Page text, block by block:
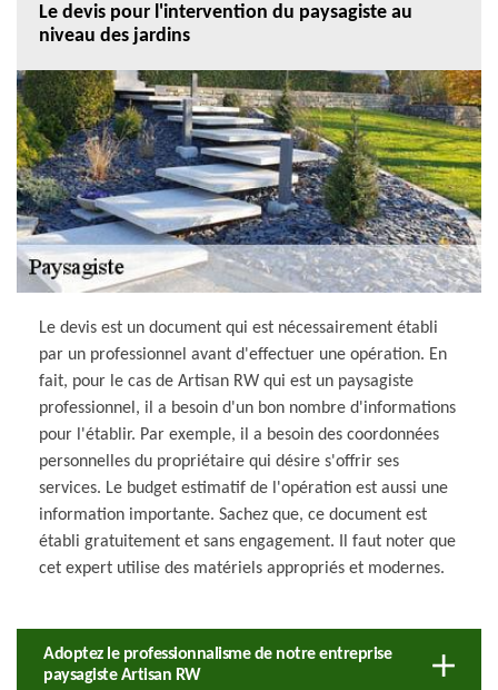
Le devis pour l'intervention du paysagiste au
niveau des jardins
Le devis est un document qui est nécessairement établi
par un professionnel avant d'effectuer une opération. En
fait, pour le cas de Artisan RW qui est un paysagiste
professionnel, il a besoin d'un bon nombre d'informations
pour l'établir. Par exemple, il a besoin des coordonnées
personnelles du propriétaire qui désire s'offrir ses
services. Le budget estimatif de l'opération est aussi une
information importante. Sachez que, ce document est
établi gratuitement et sans engagement. Il faut noter que
cet expert utilise des matériels appropriés et modernes.
Adoptez le professionnalisme de notre entreprise
paysagiste Artisan RW